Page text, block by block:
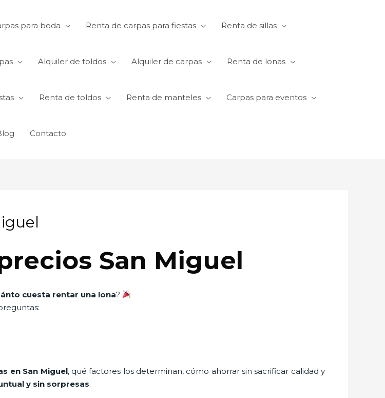
para boda Renta de carpas para fiestas Renta de sillas
Alquiler de toldos Alquiler de carpas Renta de lonas
Renta de toldos Renta de manteles Carpas para eventos
Contacto
San Miguel
cuesta rentar una lona?
en San Miguel, qué factores los determinan, cómo ahorrar sin sacrificar calidad y
y sin sorpresas.